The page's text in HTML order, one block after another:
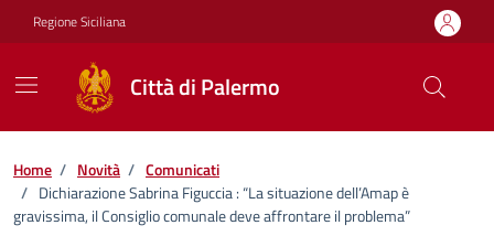
Vai ai contenuti
Vai al footer
Regione Siciliana
Città di Palermo
Home / Novità / Comunicati
/ Dichiarazione Sabrina Figuccia : “La situazione dell’Amap è
gravissima, il Consiglio comunale deve affrontare il problema”